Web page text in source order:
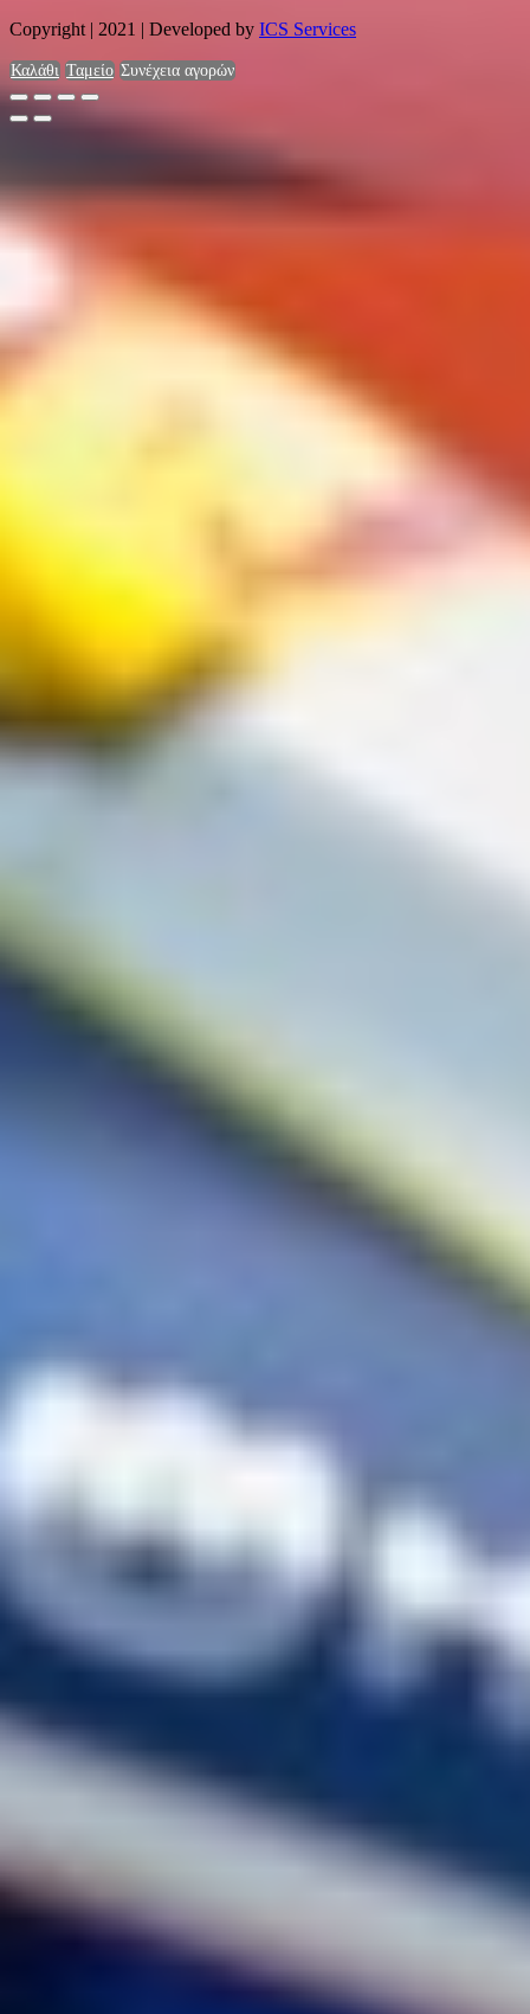
Copyright | 2021 | Developed by ICS Services
Καλάθι Ταμείο Συνέχεια αγορών